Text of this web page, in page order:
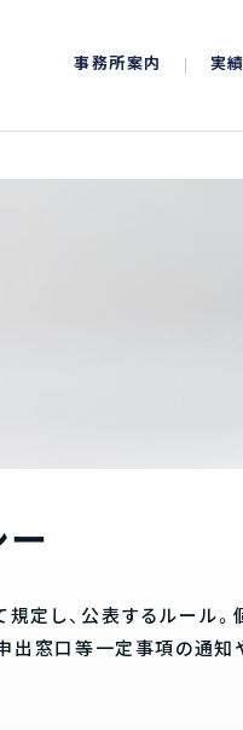
事務所案内 実績
定し、公表するルール
出窓口等一定事項の通